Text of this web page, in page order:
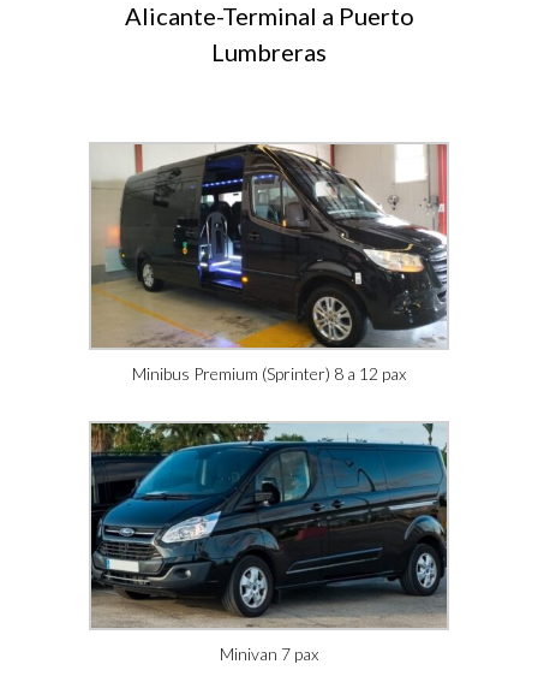
Alicante-Terminal a Puerto
Lumbreras
Minibus Premium (Sprinter) 8 a 12 pax
Minivan 7 pax